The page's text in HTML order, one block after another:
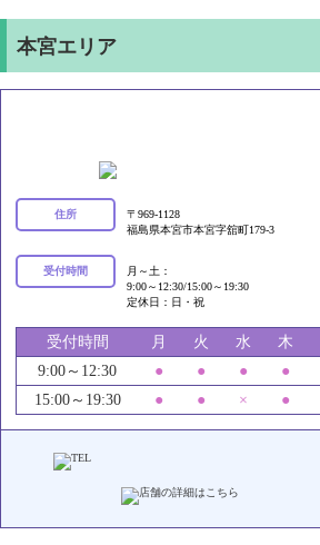
本宮エリア
住所
〒969-1128
福島県本宮市本宮字舘町179-3
受付時間
月～土：
9:00～12:30/15:00～19:30
定休日：日・祝
受付時間 月 火 水 木
9:00～12:30
● ● ● ●
15:00～19:30
● ● × ●